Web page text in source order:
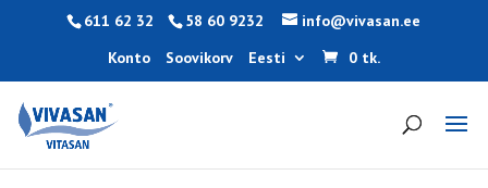
611 62 32 58 60 9232
info@vivasan.ee
Konto
Soovikorv Eesti 0 tk.